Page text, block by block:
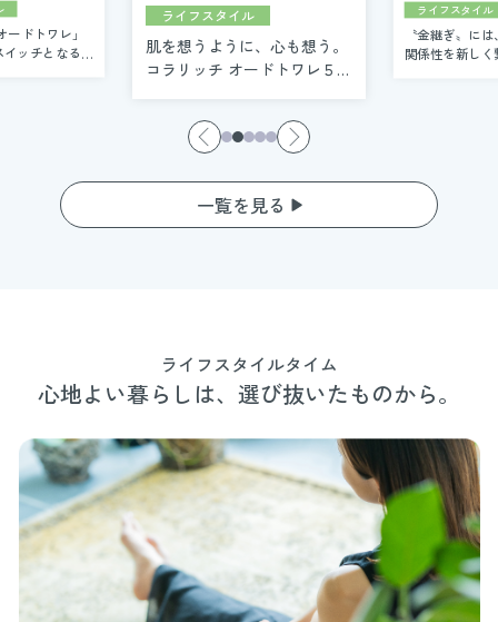
ドトワレ」
ッチとなる私
ライフスタイル
肌を想うように、心も想う。
コラリッチ オードトワレ５つ
ライフスタイル
〝金継ぎ〟に
関係性を新し
一覧を見る
ライフスタイルタイム
心地よい暮らしは、選び抜いたものから。